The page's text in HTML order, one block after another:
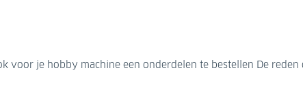
je hobby machine een onderdelen te bestellen De
je hobby machine een onderdelen te bestellen De
info@kemp-groep.nl